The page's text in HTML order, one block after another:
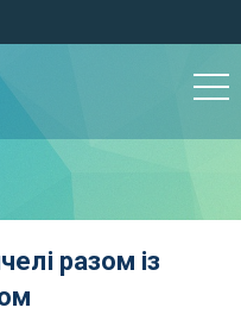
разом із